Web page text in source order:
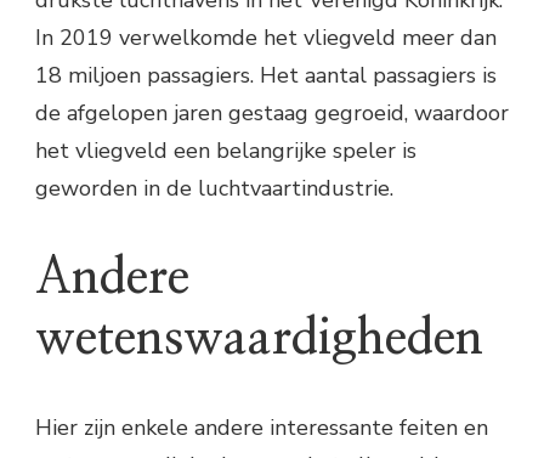
In 2019 verwelkomde het vliegveld meer dan
18 miljoen passagiers. Het aantal passagiers is
de afgelopen jaren gestaag gegroeid, waardoor
het vliegveld een belangrijke speler is
geworden in de luchtvaartindustrie.
Andere
wetenswaardigheden
Hier zijn enkele andere interessante feiten en